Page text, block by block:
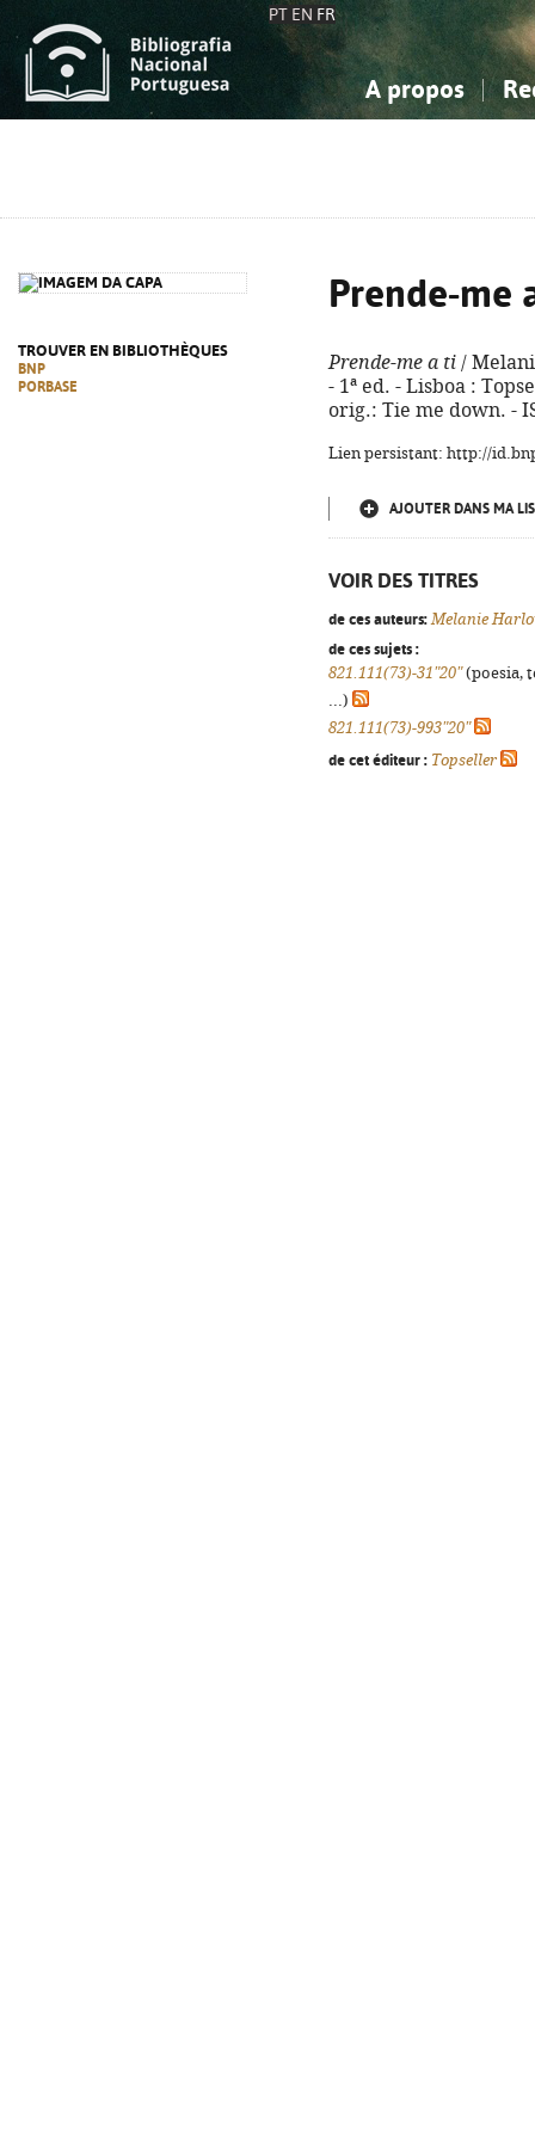
PT EN FR
A propos
TROUVER EN BIBLIOTHÈQUES
BNP
PORBASE
Prende-me
Prende-me a ti /
- 1ª ed. - Lisboa :
orig.: Tie me down. -
Lien persistant: http://
AJOUTER DANS MA
VOIR DES TITRES
de ces auteurs: Melanie
de ces sujets :
821.111(73)-31"20"(poesia,
...)
821.111(73)-993"20"
de cet éditeur : Topseller